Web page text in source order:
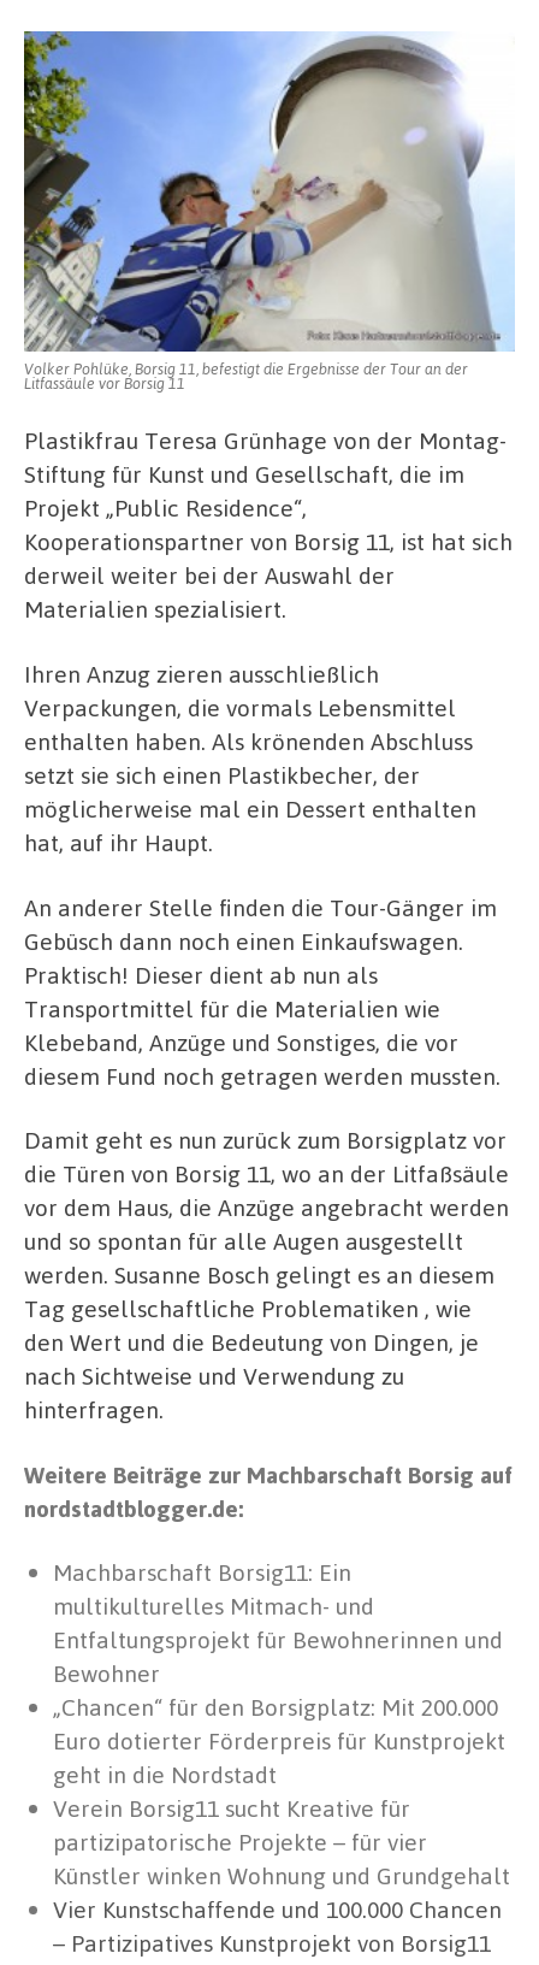
Volker Pohlüke, Borsig 11, befestigt die Ergebnisse der Tour an der
Litfassäule vor Borsig 11
Plastikfrau Teresa Grünhage von der Montag-
Stiftung für Kunst und Gesellschaft, die im
Projekt „Public Residence“,
Kooperationspartner von Borsig 11, ist hat sich
derweil weiter bei der Auswahl der
Materialien spezialisiert.
Ihren Anzug zieren ausschließlich
Verpackungen, die vormals Lebensmittel
enthalten haben. Als krönenden Abschluss
setzt sie sich einen Plastikbecher, der
möglicherweise mal ein Dessert enthalten
hat, auf ihr Haupt.
An anderer Stelle finden die Tour-Gänger im
Gebüsch dann noch einen Einkaufswagen.
Praktisch! Dieser dient ab nun als
Transportmittel für die Materialien wie
Klebeband, Anzüge und Sonstiges, die vor
diesem Fund noch getragen werden mussten.
Damit geht es nun zurück zum Borsigplatz vor
die Türen von Borsig 11, wo an der Litfaßsäule
vor dem Haus, die Anzüge angebracht werden
und so spontan für alle Augen ausgestellt
werden. Susanne Bosch gelingt es an diesem
Tag gesellschaftliche Problematiken , wie
den Wert und die Bedeutung von Dingen, je
nach Sichtweise und Verwendung zu
hinterfragen.
Weitere Beiträge zur Machbarschaft Borsig auf
nordstadtblogger.de:
Machbarschaft Borsig11: Ein
multikulturelles Mitmach- und
Entfaltungsprojekt für Bewohnerinnen und
Bewohner
„Chancen“ für den Borsigplatz: Mit 200.000
Euro dotierter Förderpreis für Kunstprojekt
geht in die Nordstadt
Verein Borsig11 sucht Kreative für
partizipatorische Projekte – für vier
Künstler winken Wohnung und Grundgehalt
Vier Kunstschaffende und 100.000 Chancen
– Partizipatives Kunstprojekt von Borsig11